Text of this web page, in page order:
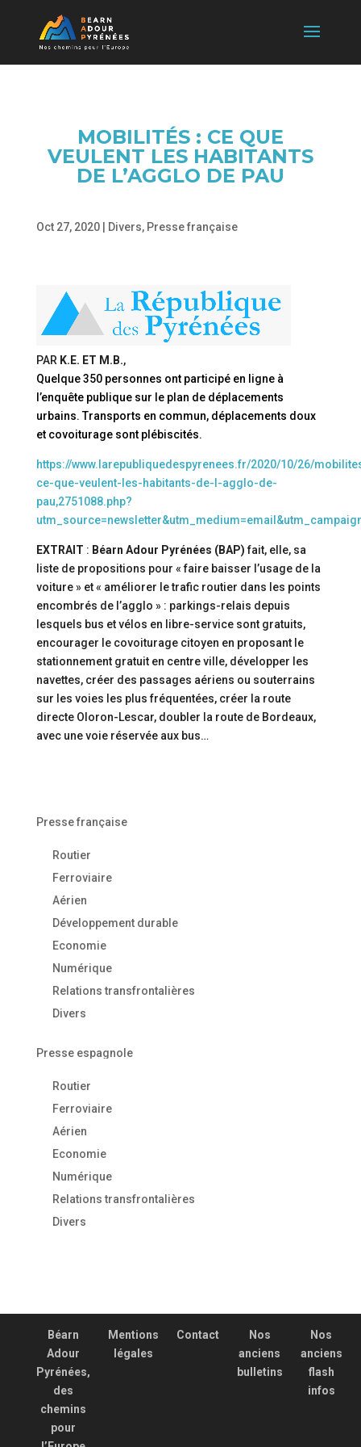
MOBILITÉS : CE QUE
VEULENT LES HABITANTS
DE L’AGGLO DE PAU
Oct 27, 2020| Divers, Presse française
PAR K.E. ET M.B.,
Quelque 350 personnes ont participé en ligne à
l’enquête publique sur le plan de déplacements
urbains. Transports en commun, déplacements doux
et covoiturage sont plébiscités.
https://www.larepubliquedespyrenees.fr/2020/10/26/
ce-que-veulent-les-habitants-de-l-agglo-de-
pau,2751088.php?
EXTRAIT : Béarn Adour Pyrénées (BAP)fait, elle, sa
liste de propositions pour « faire baisser l’usage de la
voiture » et « améliorer le trafic routier dans les points
encombrés de l’agglo » : parkings-relais depuis
lesquels bus et vélos en libre-service sont gratuits,
encourager le covoiturage citoyen en proposant le
stationnement gratuit en centre ville, développer les
navettes, créer des passages aériens ou souterrains
sur les voies les plus fréquentées, créer la route
directe Oloron-Lescar, doubler la route de Bordeaux,
avec une voie réservée aux bus…
Presse française
Routier
Ferroviaire
Aérien
Développement durable
Economie
Numérique
Relations transfrontalières
Divers
Presse espagnole
Routier
Ferroviaire
Aérien
Economie
Numérique
Relations transfrontalières
Divers
Béarn
Adour
Pyrénées,
des
chemins
pour
Mentions
légales
Contact
Nos
anciens
bulletins
Nos
anciens
flash
infos